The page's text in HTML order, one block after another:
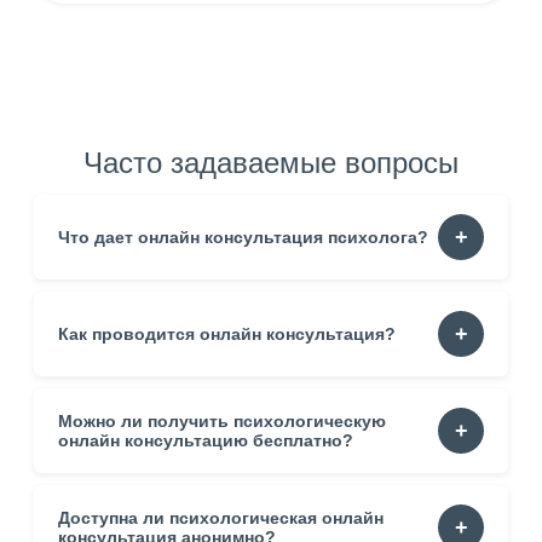
Часто задаваемые вопросы
Что дает онлайн консультация психолога?
Она помогает понять собственные реакции. Уменьшает
тревогу. Формирует устойчивость. Создаёт пространство
Как проводится онлайн консультация?
Процесс строится в спокойном темпе. Встреча проходит
через видео, аудио или переписку. Специалист
подстраивается под состояние клиента.
Можно ли получить психологическую
онлайн консультацию бесплатно?
Да. Некоторые сервисы предлагают пробные сессии.
Такой формат помогает оценить стиль работы.
Доступна ли психологическая онлайн
консультация анонимно?